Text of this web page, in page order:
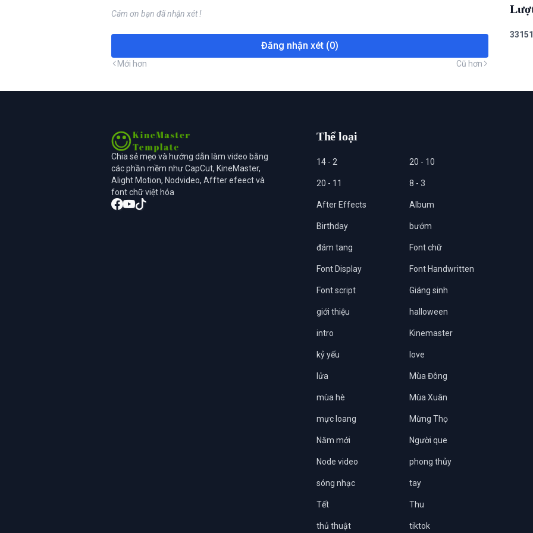
Cám ơn bạn đã nhận xét !
Đăng nhận xét (0)
Mới hơn Cũ hơn
33151
Chia sẻ mẹo và hướng dẫn làm video bằng
các phần mềm như CapCut, KineMaster,
Alight Motion, Nodvideo, Affter efeect và
font chữ việt hóa
Thể loại
14 - 2 20 - 10
20 - 11 8 - 3
After Effects Album
Birthday bướm
đám tang Font chữ
Font Display Font Handwritten
Font script Giáng sinh
giới thiệu halloween
intro Kinemaster
kỷ yếu love
lửa Mùa Đông
mùa hè Mùa Xuân
mực loang Mừng Thọ
Năm mới Người que
Node video phong thủy
sóng nhạc tay
Tết Thu
thủ thuật tiktok